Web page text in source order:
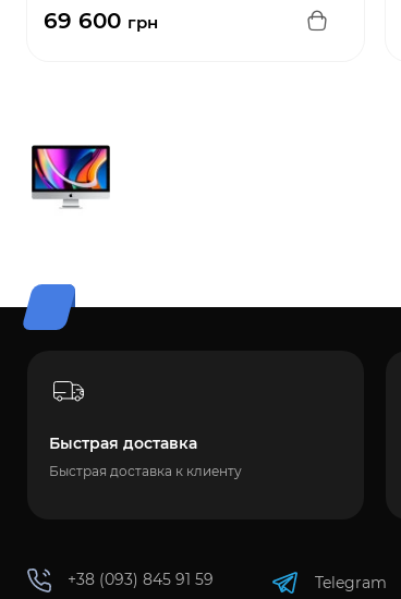
69 600 грн
Быстрая доставка
Быстрая доставка к клиенту
+38 (093) 845 91 59 Telegram